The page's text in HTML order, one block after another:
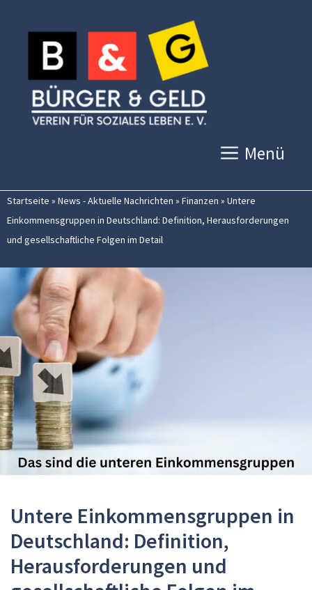
Inhalt
springen
Menü
Startseite » News - Aktuelle Nachrichten » Finanzen » Untere
Einkommensgruppen in Deutschland: Definition, Herausforderungen
und gesellschaftliche Folgen im Detail
Untere Einkommensgruppen in
Deutschland: Definition,
Herausforderungen und